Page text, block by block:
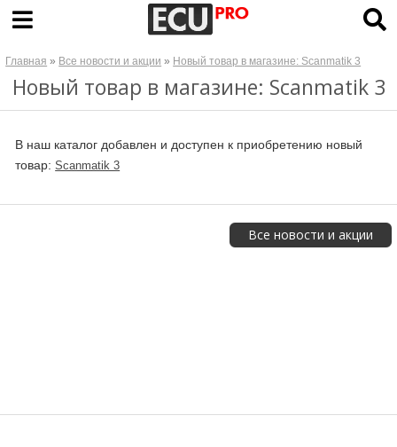
Главная » Все новости и акции » Новый товар в магазине: Scanmatik 3
Новый товар в магазине: Scanmatik 3
В наш каталог добавлен и доступен к приобретению новый
товар:Scanmatik 3
Все новости и акции